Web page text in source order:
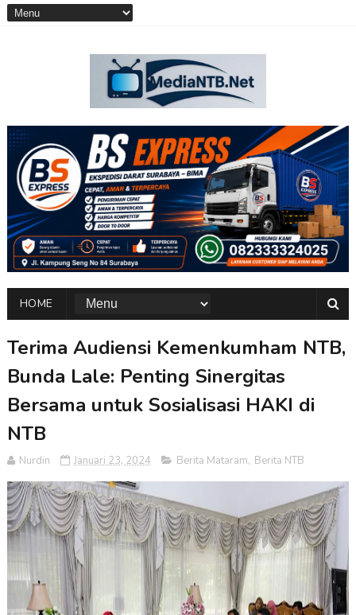
HOME
Terima Audiensi Kemenkumham NTB,
Bunda Lale: Penting Sinergitas
Bersama untuk Sosialisasi HAKI di
NTB
Nurdin Januari 23, 2024 Berita Mataram, Berita NTB